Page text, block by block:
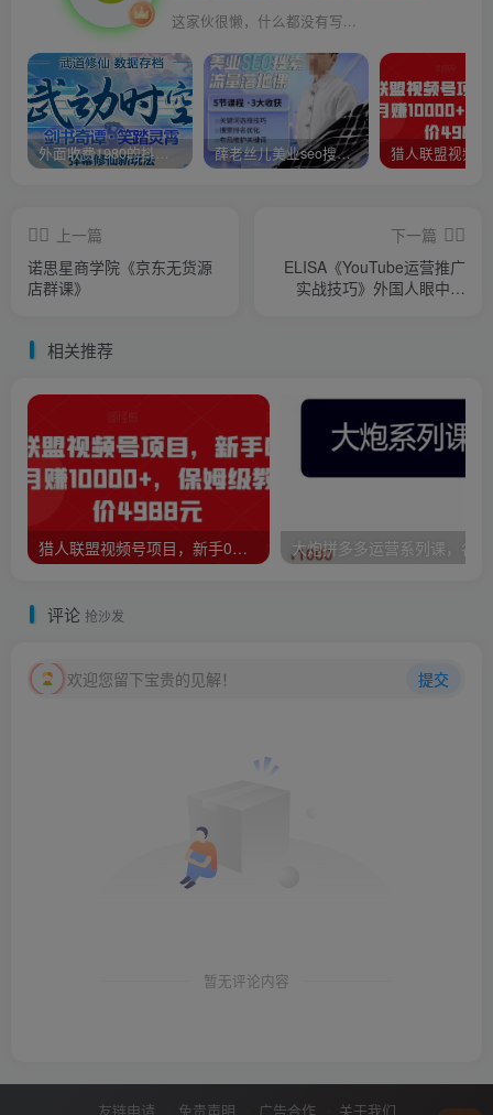
这家伙很懒，什么都没有写...
外面收费1980的抖音武动时空直播项目，无需真人出镜，实时互动直播【软件+详细教程】 薛老丝儿美业seo搜索流量落地课，一周暴涨20w粉丝，全干货讲解
上一篇
诺思星商学院《京东无货源
店群课》
下一篇
ELISA《YouTube运营推广
实战技巧》外国人眼中的
相关推荐
猎人联盟视频号项目，新手0基础轻松月赚10000+，保姆级教程原价4988元
评论 抢沙发
欢迎您留下宝贵的见解！ 提交
暂无评论内容
友链申请 免责声明 广告合作 关于我们